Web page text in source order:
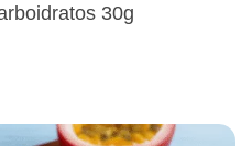
30g